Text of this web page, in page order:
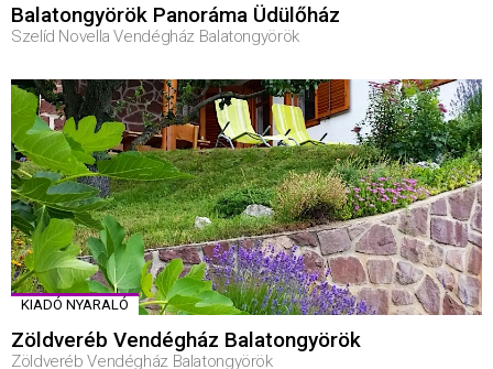
Balatongyörök Panoráma Üdülőház
Szelíd Novella Vendégház Balatongyörök
KIADÓ NYARALÓ
Zöldveréb Vendégház Balatongyörök
Zöldveréb Vendégház Balatongyörök